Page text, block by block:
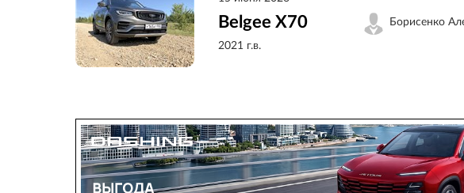
Belgee X70
2021 г.в.
Борисенко